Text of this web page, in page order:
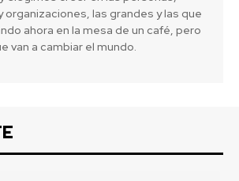
organizaciones, las grandes y las que
ahora en la mesa de un café, pero
van a cambiar el mundo.